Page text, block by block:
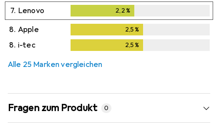
7. Lenovo 2,2 %
8. Apple 2,5%
8. i-tec 2,5%
Alle 25 Marken vergleichen
Fragen zum Produkt 0